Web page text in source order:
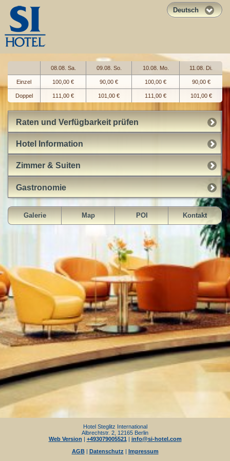
Deutsch
08.08. Sa. 09.08. So. 10.08. Mo. 11.08. Di.
Einzel 100,00 € 90,00 € 100,00 € 90,00 €
Doppel 111,00 € 101,00 € 111,00 € 101,00 €
Raten und Verfügbarkeit prüfen
Hotel Information
Zimmer & Suiten
Gastronomie
Galerie Map POI Kontakt
Hotel Steglitz International
Albrechtstr. 2, 12165 Berlin
Web Version | +493079005521 | info@si-hotel.com
AGB| Datenschutz | Impressum